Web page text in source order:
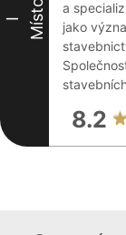
I Místo
a
jako
8.2